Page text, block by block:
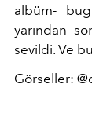
albüm-
yarından
sevildi. Ve
Görseller: